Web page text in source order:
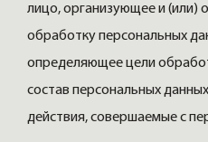
лицо, организующее и (или)
обработку персональных
определяющее цели
состав персональных
действия, совершаемые с